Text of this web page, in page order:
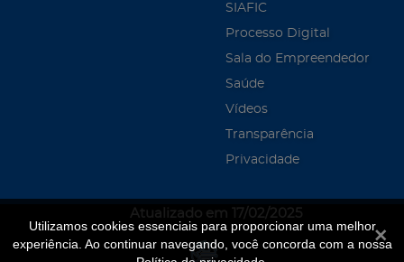
Utilizamos cookies essenciais para proporcionar uma melhor
experiência. Ao continuar navegando, você concorda com a nossa
SIAFIC
Processo Digital
Sala do Empreendedor
Saúde
Vídeos
Transparência
Privacidade
Atualizado em 17/02/2025